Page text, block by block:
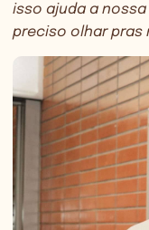
isso ajuda a
preciso olhar pras